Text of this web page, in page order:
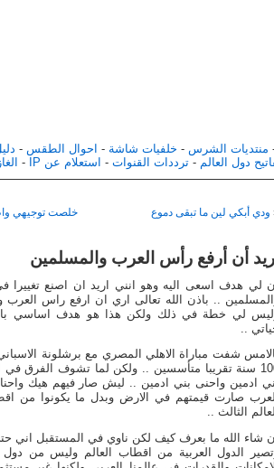
منتديات الشرس - خلفيات شاشة - احوال الطقس -
دول العالم - ترددات القنوات - استعلام عن IP -
ودي أبكي لين ما تبقى دموع خلصت توجيهي
أريد أن أرفع رأس العرب والمسلمين
ان لي هدف اسعى اليه وهو انني اريد ان اصنع تغييرا
.. باذن الله تعالى اري ان ارفع راس العرب
لي خطة في ذلك ولكن هذا هو هدف اساسي
..
شفت مباراة الاهلي المصري مع برشلونة الاسباني
100 سنة تقريبا متأسسين .. ولكن لما تشوف الفرق
ادمين واحنى بني ادمين .. ليش صار فيهم هيك
العرب صارت قيمتهم في الارض وبدل ما يكونوا من
العالم الثالث ..
ان شاء الله ما بعرف كيف لكن ناوي في المستقبل اني حتى
الدول العربية من اقطاب العالم وليس من